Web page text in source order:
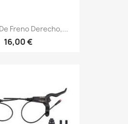
Freno Derecho,...
16,00 €